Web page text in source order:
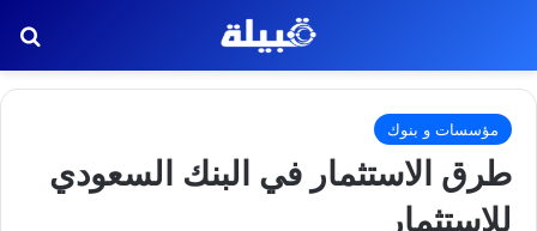
مؤسسات و بنوك
طرق الاستثمار في البنك السعودي
للاستثمار